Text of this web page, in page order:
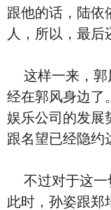
跟他的话，陆依
人，所以，最后
这样一来，郭
经在郭风身边了
娱乐公司的发展
跟名望已经隐约
不过对于这一
此时，孙姿跟郑